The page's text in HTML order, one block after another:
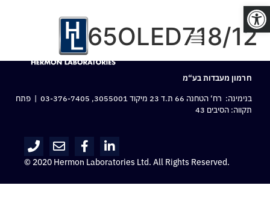
פתח סרגל נגישות
65OLED718/12
חרמון מעבדות בע“מ
בנימינה: רח‘ הטחנה 66 ת.ד 23 מיקוד 3055001,
03-376-7405 | פתח
תקווה: הסיבים 43
© 2020 Hermon Laboratories Ltd. All Rights Reserved.